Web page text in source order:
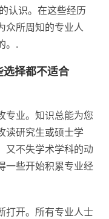
认识。在这些经历
众所周知的专业人
。.
选择都不适合
专业。知识总能为您
读研究生或硕士学
又不失学术学科的动
一些开始积累专业经
打开。所有专业人士